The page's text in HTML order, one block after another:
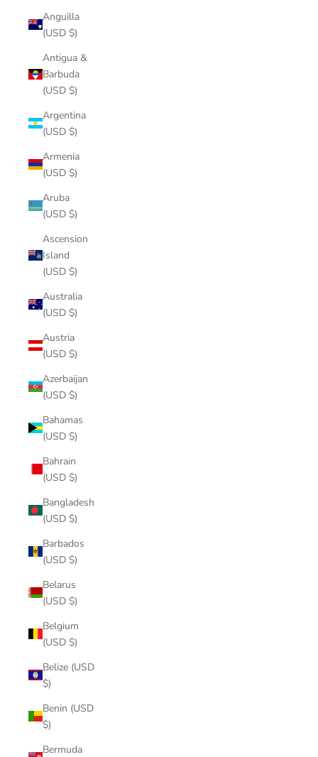
Anguilla
(USD $)
Antigua &
Barbuda
(USD $)
Argentina
(USD $)
Armenia
(USD $)
Aruba
(USD $)
Ascension
Island
(USD $)
Australia
(USD $)
Austria
(USD $)
Azerbaijan
(USD $)
Bahamas
(USD $)
Bahrain
(USD $)
Bangladesh
(USD $)
Barbados
(USD $)
Belarus
(USD $)
Belgium
(USD $)
Belize (USD
$)
Benin (USD
$)
Bermuda